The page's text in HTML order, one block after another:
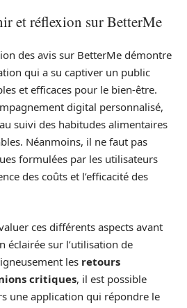
et réflexion sur BetterMe
des avis sur BetterMe démontre
qui a su captiver un public
et efficaces pour le bien-être.
digital personnalisé,
suivi des habitudes alimentaires
Néanmoins, il ne faut pas
formulées par les utilisateurs
des coûts et l’efficacité des
ces différents aspects avant
éclairée sur l’utilisation de
les retours
critiques, il est possible
une application qui répondre le